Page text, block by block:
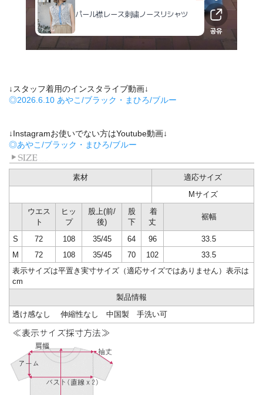
↓スタッフ着用のインスタライブ動画↓
◎2026.6.10 あやこ/ブラック・まひろ/ブルー
↓Instagramお使いでない方はYoutube動画↓
◎あやこ/ブラック・まひろ/ブルー
素材
適応サイズ
Mサイズ
ウエス
ト
ヒッ
プ
股上(前/
後)
股
下
着
丈
裾幅
S 72 108 35/45 64 96
33.5
M
72 108 35/45 70 102
33.5
表示サイズは平置き実寸サイズ（適応サイズではありません）表示は
cm
製品情報
透け感なし 伸縮性なし 中国製 手洗い可